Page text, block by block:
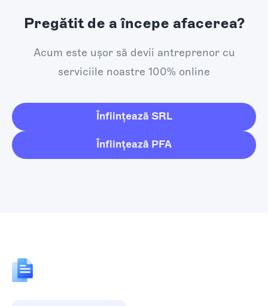
Pregătit de a începe afacerea?
Acum este ușor să devii antreprenor cu
serviciile noastre 100% online
Înființează SRL
Înființează PFA